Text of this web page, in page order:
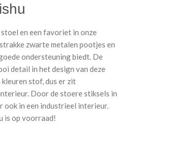
en een favoriet in onze
zwarte metalen pootjes en
ondersteuning biedt. De
detail in het design van deze
stof, dus er zit
Door de stoere stiksels in
ook in een industrieel interieur.
is op voorraad!